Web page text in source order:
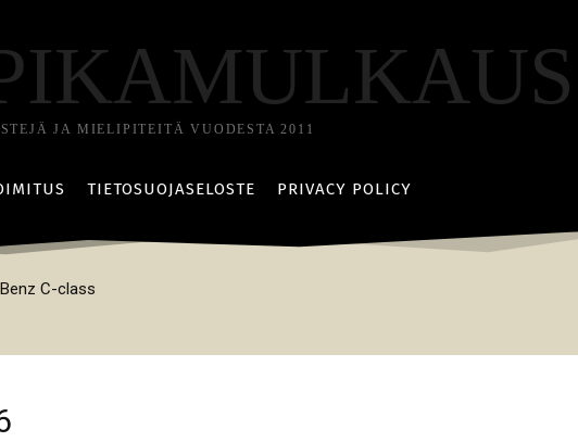
JA MIELIPITEITÄ VUODESTA 2011
TIETOSUOJASELOSTE PRIVACY POLICY
C-class